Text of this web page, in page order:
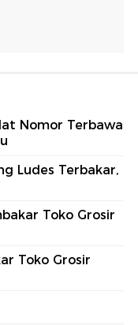
Nomor Terbawa
Ludes Terbakar,
Toko Grosir
Toko Grosir